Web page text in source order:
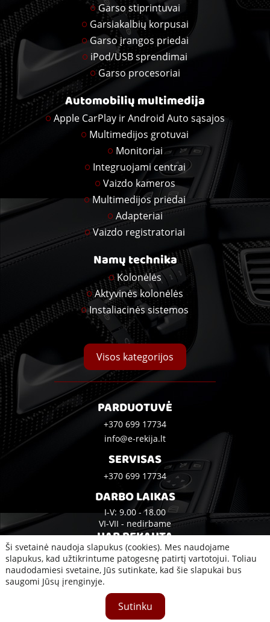
Garso stiprintuvai
Garsiakalbių korpusai
Garso įrangos priedai
iPod/USB sprendimai
Garso procesoriai
Automobilių multimedija
Apple CarPlay ir Android Auto sąsajos
Multimedijos grotuvai
Monitoriai
Integruojami centrai
Vaizdo kameros
Multimedijos priedai
Adapteriai
Vaizdo registratoriai
Namų technika
Kolonėlės
Aktyvinės kolonėlės
Instaliacinės sistemos
Visos kategorijos
PARDUOTUVĖ
+370 699 17734
info@e-rekija.lt
SERVISAS
+370 699 17734
DARBO LAIKAS
I-V: 9.00 - 18.00
VI-VII - nedirbame
UAB REKAUTA
Bijūnų g. 10A, Klaipėda
2020 © Visos teisės saugomos UAB Rekauta
Ši svetainė naudoja slapukus (cookies). Mes naudojame
slapukus, kad užtikrintume patogesnę patirtį vartotojui. Toliau
naudodamiesi svetaine, Jūs sutinkate, kad šie slapukai bus
saugomi Jūsų įrenginyje.
Sutinku